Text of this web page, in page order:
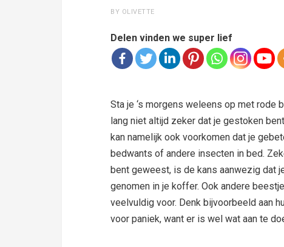
BY OLIVETTE
Delen vinden we super lief
Sta je ‘s morgens weleens op met rode
lang niet altijd zeker dat je gestoken
kan namelijk ook voorkomen dat je
bedwants of andere insecten in bed.
bent geweest, is de kans aanwezig dat
genomen in je koffer. Ook andere
veelvuldig voor. Denk bijvoorbeeld aan
voor paniek, want er is wel wat aan te